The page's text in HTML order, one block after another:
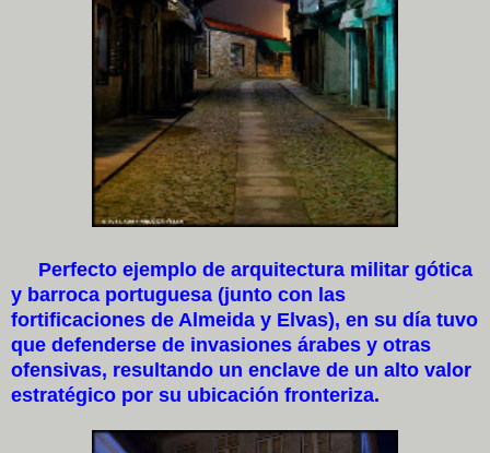
Perfecto ejemplo de arquitectura militar gótica
y barroca portuguesa (junto con las
fortificaciones de Almeida y Elvas), en su día tuvo
que defenderse de invasiones árabes y otras
ofensivas, resultando un enclave de un alto valor
estratégico por su ubicación fronteriza.